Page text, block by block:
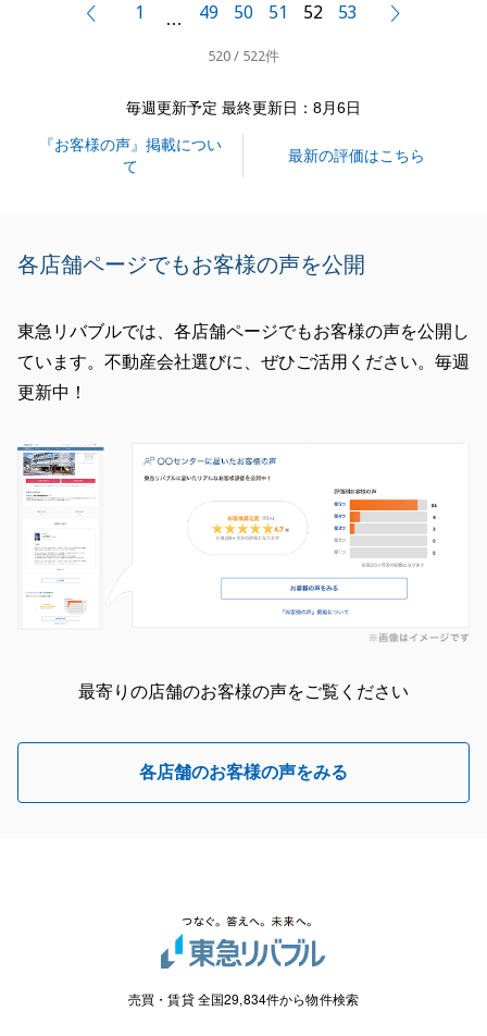
前へ1 … 49 50 51 52 53
520 / 522件
毎週更新予定 最終更新日：8月6日
『お客様の声』掲載につい
て
最新の評価はこちら
各店舗ページでもお客様の声を公開
東急リバブルでは、各店舗ページでもお客様の声を公開し
ています。不動産会社選びに、ぜひご活用ください。毎週
更新中！
最寄りの店舗のお客様の声をご覧ください
各店舗のお客様の声をみる
売買・賃貸 全国29,834件から物件検索